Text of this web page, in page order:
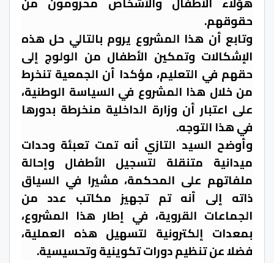
حقوقهم.
وتابع أن هذا المشروع يروم بالتالي حل هذه
الإشكالات وتمكين الأطفال من الولوج إلى
حقهم في التعليم، مؤكدا أن الجمعية تنخرط
من خلال هذا المشروع في السياسة الوطنية،
على اعتبار أن وزارة الداخلية منخرطة بدورها
في هذا التوجه.
وأوضح السيد التازي أنه تمت تعبئة وحدات
ميدانية متنقلة لتسجيل الأطفال وإحالة
ملفاتهم على المحكمة، مشيرا في السياق
ذاته إلى أنه تم تجهيز مكاتب عدد من
الجماعات القروية، في إطار هذا المشروع،
بمعدات إلكترونية لتسهيل هذه العملية،
فضلا عن تنظيم دورات تكوينية وتحسيسية.